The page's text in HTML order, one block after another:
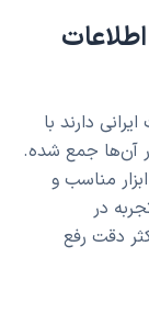
توالت ایرانی دارند با
آن‌ها جمع شده.
مناسب و
در
دقت رفع